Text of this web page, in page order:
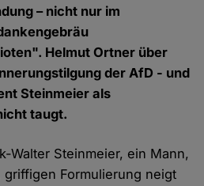
– nicht nur im
Helmut Ortner über
der AfD - und
Steinmeier als
taugt.
Walter Steinmeier, ein Mann,
Formulierung neigt